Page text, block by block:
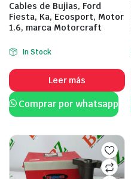
Cables de Bujias, Ford
Fiesta, Ka, Ecosport, Motor
1.6, marca Motorcraft
In Stock
Leer más
Comprar por whatsapp